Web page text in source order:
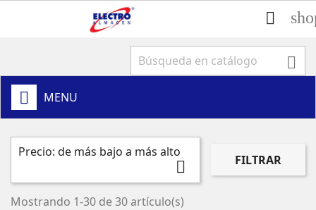


MENU
Precio: de más bajo a más alto
 FILTRAR
Mostrando 1-30 de 30 artículo(s)